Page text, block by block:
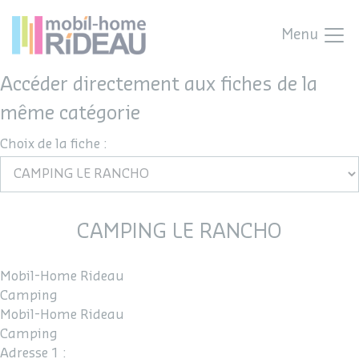
Menu
Accéder directement aux fiches de la
même catégorie
Choix de la fiche :
CAMPING LE RANCHO
Mobil-Home Rideau
Camping
Mobil-Home Rideau
Camping
Adresse 1 :